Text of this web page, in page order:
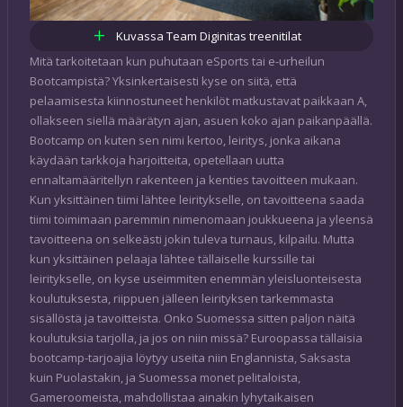
Kuvassa Team Diginitas treenitilat
Mitä tarkoitetaan kun puhutaan eSports tai e-urheilun
Bootcampistä? Yksinkertaisesti kyse on siitä, että
pelaamisesta kiinnostuneet henkilöt matkustavat paikkaan A,
ollakseen siellä määrätyn ajan, asuen koko ajan paikanpäällä.
Bootcamp on kuten sen nimi kertoo, leiritys, jonka aikana
käydään tarkkoja harjoitteita, opetellaan uutta
ennaltamääritellyn rakenteen ja kenties tavoitteen mukaan.
Kun yksittäinen tiimi lähtee leiritykselle, on tavoitteena saada
tiimi toimimaan paremmin nimenomaan joukkueena ja yleensä
tavoitteena on selkeästi jokin tuleva turnaus, kilpailu. Mutta
kun yksittäinen pelaaja lähtee tällaiselle kurssille tai
leiritykselle, on kyse useimmiten enemmän yleisluonteisesta
koulutuksesta, riippuen jälleen leirityksen tarkemmasta
sisällöstä ja tavoitteista. Onko Suomessa sitten paljon näitä
koulutuksia tarjolla, ja jos on niin missä? Euroopassa tällaisia
bootcamp-tarjoajia löytyy useita niin Englannista, Saksasta
kuin Puolastakin, ja Suomessa monet pelitaloista,
Gameroomeista, mahdollistaa ainakin lyhytaikaisen